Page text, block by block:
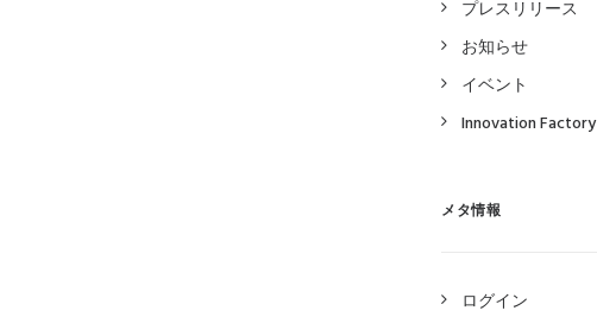
プレスリリース
お知らせ
イベント
Innovation Factory
メタ情報
ログイン